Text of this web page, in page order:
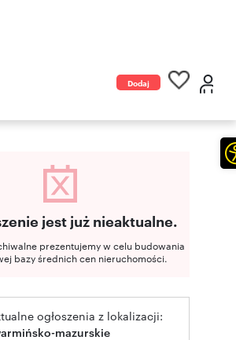
Dodaj
jest już nieaktualne.
prezentujemy w celu budowania
bazy średnich cen nieruchomości.
ogłoszenia z lokalizacji:
mazurskie